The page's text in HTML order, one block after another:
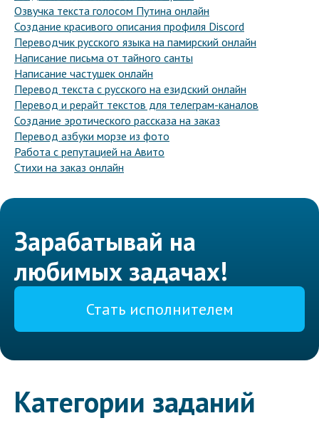
Озвучка текста голосом Путина онлайн
Создание красивого описания профиля Discord
Переводчик русского языка на памирский онлайн
Написание письма от тайного санты
Написание частушек онлайн
Перевод текста с русского на езидский онлайн
Перевод и рерайт текстов для телеграм-каналов
Создание эротического рассказа на заказ
Перевод азбуки морзе из фото
Работа с репутацией на Авито
Стихи на заказ онлайн
Зарабатывай на
любимых задачах!
Стать исполнителем
Категории заданий